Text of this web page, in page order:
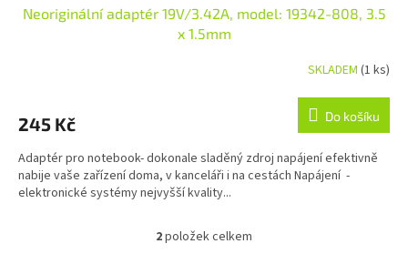
Neoriginální adaptér 19V/3.42A, model: 19342-808, 3.5
x 1.5mm
SKLADEM(1 ks)
245 Kč Do košíku
Adaptér pro notebook- dokonale sladěný zdroj napájení efektivně
nabije vaše zařízení doma, v kanceláři i na cestách Napájení -
elektronické systémy nejvyšší kvality...
Ovládací prvky výpisu
2položek celkem